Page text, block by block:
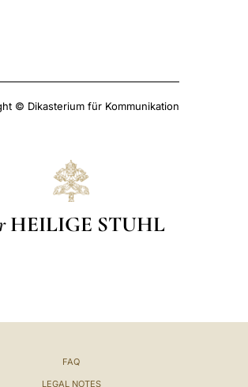
© Dikasterium für Kommunikation
HEILIGE STUHL
FAQ
LEGAL NOTES